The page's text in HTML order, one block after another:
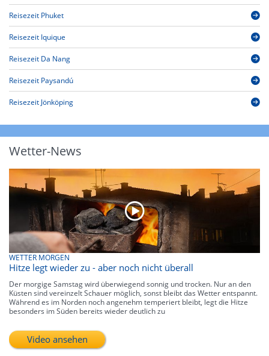
Reisezeit Phuket
Reisezeit Iquique
Reisezeit Da Nang
Reisezeit Paysandú
Reisezeit Jönköping
Wetter-News
WETTER MORGEN
Hitze legt wieder zu - aber noch nicht überall
Der morgige Samstag wird überwiegend sonnig und trocken. Nur an den
Küsten sind vereinzelt Schauer möglich, sonst bleibt das Wetter entspannt.
Während es im Norden noch angenehm temperiert bleibt, legt die Hitze
besonders im Süden bereits wieder deutlich zu
Video ansehen